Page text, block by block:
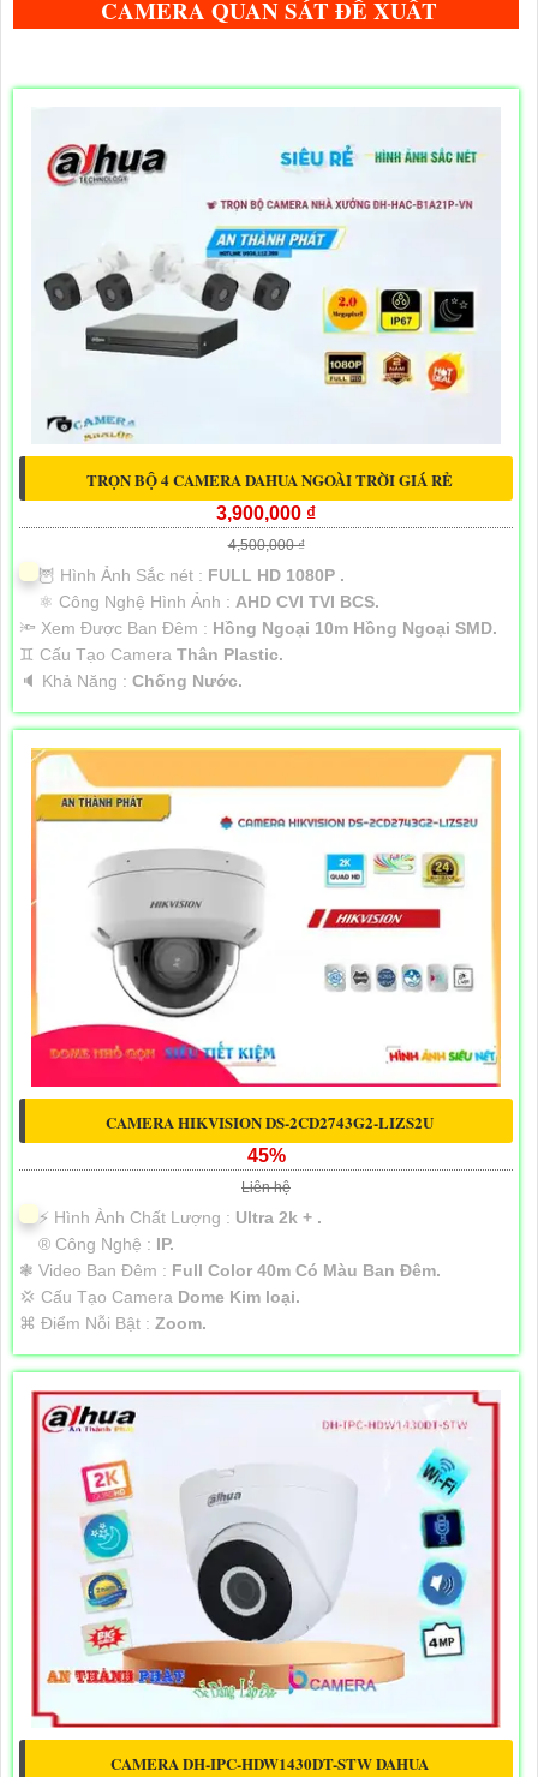
CAMERA QUAN SÁT ĐỀ XUẤT
TRỌN BỘ 4 CAMERA DAHUA NGOÀI TRỜI GIÁ RẺ
3,900,000 ₫
4,500,000 ₫
🦉 Hình Ảnh Sắc nét : FULL HD 1080P .
⚛️ Công Nghệ Hình Ảnh : AHD CVI TVI BCS.
🔦 Xem Được Ban Đêm : Hồng Ngoại 10m Hồng Ngoại SMD.
♊ Cấu Tạo Camera Thân Plastic.
️🔈 Khả Năng : Chống Nước.
CAMERA HIKVISION DS-2CD2743G2-LIZS2U
45%
Liên hệ
️⚡ Hình Ành Chất Lượng : Ultra 2k + .
®️ Công Nghệ : IP.
❃ Video Ban Đêm : Full Color 40m Có Màu Ban Ðêm.
💢 Cấu Tạo Camera Dome Kim loại.
️⌘ Điểm Nỗi Bật : Zoom.
CAMERA DH-IPC-HDW1430DT-STW DAHUA